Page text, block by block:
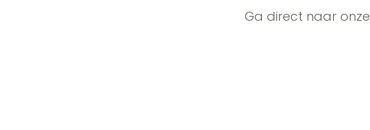
Ga direct naar onze